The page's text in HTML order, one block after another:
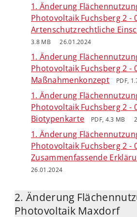
1. Änderung
Photovoltaik Fuchsberg 2 -
Artenschutzrechtliche
3.8 MB
26.01.2024
1. Änderung
Photovoltaik Fuchsberg 2 -
Maßnahmenkonzept
PDF,
1. Änderung
Photovoltaik Fuchsberg 2 -
Biotypenkarte
PDF, 4.3 MB
1. Änderung
Photovoltaik Fuchsberg 2 -
Zusammenfassende
26.01.2024
2. Änderung
Photovoltaik Maxdorf